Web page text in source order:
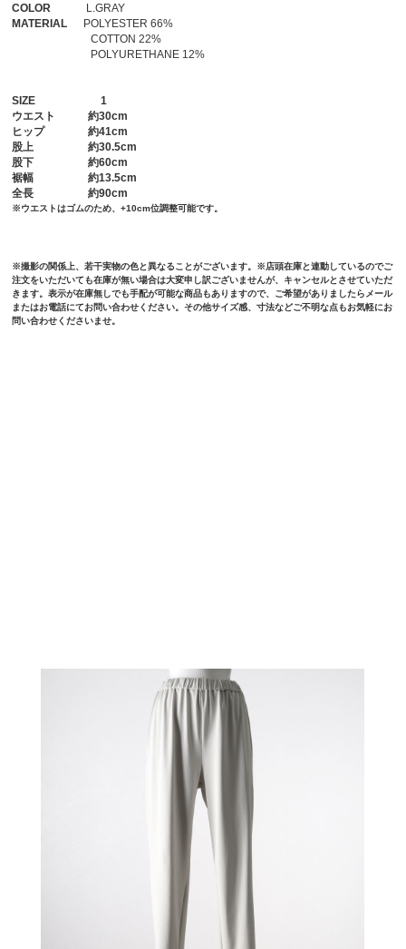
COLOR L.GRAY
MATERIAL POLYESTER 66%
COTTON 22%
POLYURETHANE 12%
SIZE
1
ウエスト
約30cm
ヒップ約41cm
股上 約30.5cm
股下 約60cm
裾幅 約13.5cm
全長 約90cm
※ウエストはゴムのため、+10cm位調整可能です。
※撮影の関係上、若干実物の色と異なることがございます。※店頭在庫と連動しているのでご
注文をいただいても在庫が無い場合は大変申し訳ございませんが、キャンセルとさせていただ
きます。表示が在庫無しでも手配が可能な商品もありますので、ご希望がありましたらメール
またはお電話にてお問い合わせください。その他サイズ感、寸法などご不明な点もお気軽にお
問い合わせくださいませ。